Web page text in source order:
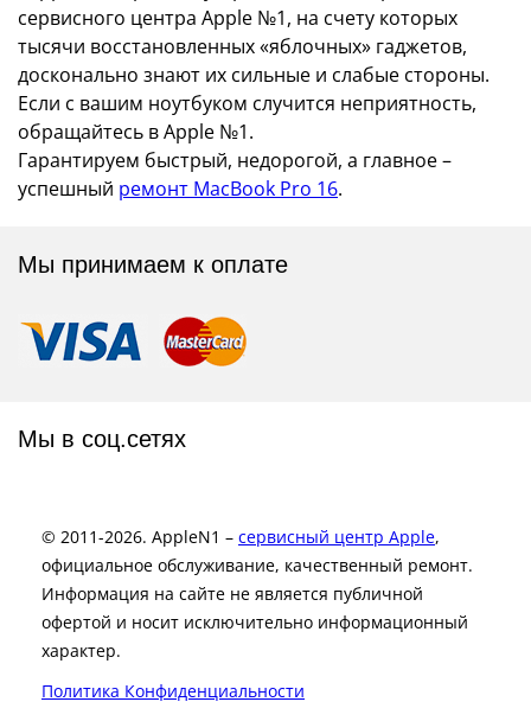
сервисного центра Apple №1, на счету которых
тысячи восстановленных «яблочных» гаджетов,
досконально знают их сильные и слабые стороны.
Если с вашим ноутбуком случится неприятность,
обращайтесь в Apple №1.
Гарантируем быстрый, недорогой, а главное –
успешный ремонт MacBook Pro 16.
Мы принимаем к оплате
Мы в соц.сетях
© 2011-2026. AppleN1 – сервисный центр Apple,
официальное обслуживание, качественный ремонт.
Информация на сайте не является публичной
офертой и носит исключительно информационный
характер.
Политика Конфиденциальности